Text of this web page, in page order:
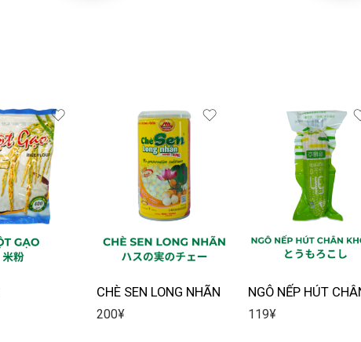
CHÈ SEN LONG NHÃN
200¥
119¥